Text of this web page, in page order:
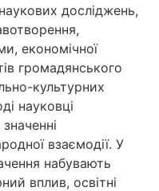
досліджень,
економічної
громадянського
культурних
науковці
взаємодії. У
набувають
вплив, освітні